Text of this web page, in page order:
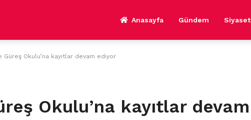
Anasayfa Gündem Siyaset
Güreş Okulu’na kayıtlar devam ediyor
Okulu’na kayıtlar devam